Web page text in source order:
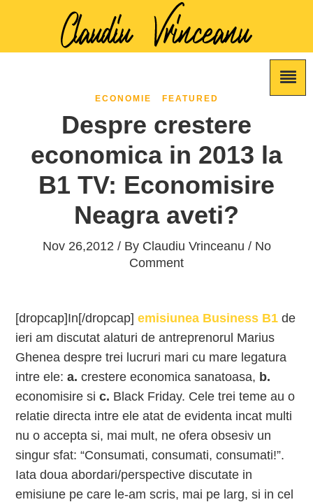
ECONOMIE FEATURED
Despre crestere
economica in 2013 la
B1 TV: Economisire
Neagra aveti?
Nov 26,2012 / By Claudiu Vrinceanu / No
Comment
[dropcap]In[/dropcap]emisiunea Business B1 de
ieri am discutat alaturi de antreprenorul Marius
Ghenea despre trei lucruri mari cu mare legatura
intre ele:a. crestere economica sanatoasa, b.
economisire sic. Black Friday. Cele trei teme au o
relatie directa intre ele atat de evidenta incat multi
nu o accepta si, mai mult, ne ofera obsesiv un
singur sfat: “Consumati, consumati, consumati!”.
Iata doua abordari/perspective discutate in
emisiune pe care le-am scris, mai pe larg, si in cel